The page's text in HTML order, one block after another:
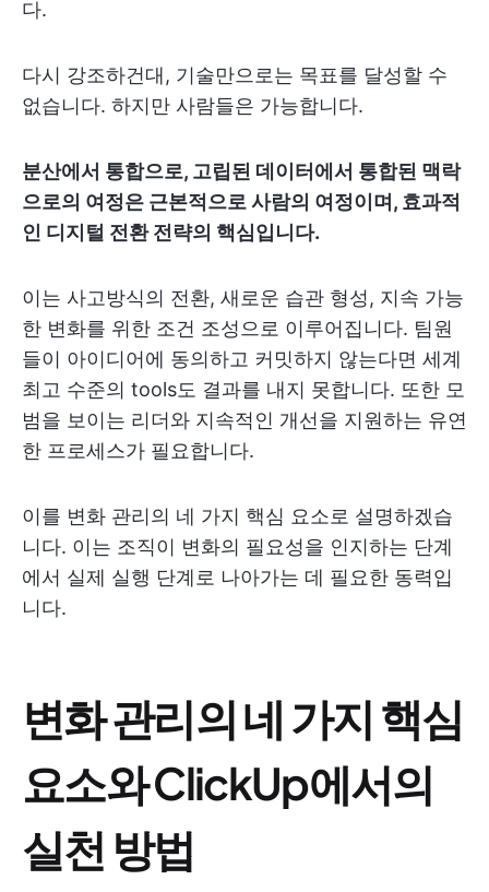
다.
다시 강조하건대, 기술만으로는 목표를 달성할 수
없습니다. 하지만 사람들은 가능합니다.
분산에서 통합으로, 고립된 데이터에서 통합된 맥락
으로의 여정은 근본적으로 사람의 여정이며, 효과적
인 디지털 전환 전략의 핵심입니다.
이는 사고방식의 전환, 새로운 습관 형성, 지속 가능
한 변화를 위한 조건 조성으로 이루어집니다. 팀원
들이 아이디어에 동의하고 커밋하지 않는다면 세계
최고 수준의 tools도 결과를 내지 못합니다. 또한 모
범을 보이는 리더와 지속적인 개선을 지원하는 유연
한 프로세스가 필요합니다.
이를 변화 관리의 네 가지 핵심 요소로 설명하겠습
니다. 이는 조직이 변화의 필요성을 인지하는 단계
에서 실제 실행 단계로 나아가는 데 필요한 동력입
니다.
변화 관리의 네 가지 핵심
요소와 ClickUp에서의
실천 방법